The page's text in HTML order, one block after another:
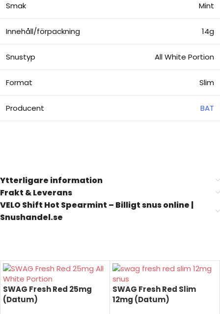
Smak Mint
Innehåll/förpackning 14g
Snustyp All White Portion
Format Slim
Producent BAT
Ytterligare information
Frakt & Leverans
VELO Shift Hot Spearmint – Billigt snus online |
Snushandel.se
SWAG Fresh Red 25mg
(Datum)
SWAG Fresh Red Slim
12mg (Datum)